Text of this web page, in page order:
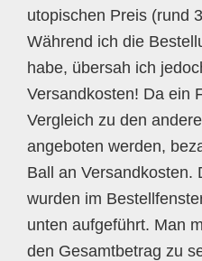
utopischen Preis (rund
Während ich die
habe, übersah ich
Versandkosten! Da ein
Vergleich zu den
angeboten werden,
Ball an Versandkosten.
wurden im
unten aufgeführt. Man
den Gesamtbetrag zu